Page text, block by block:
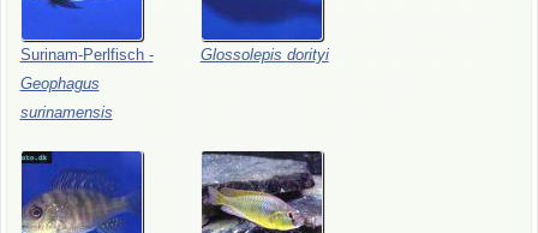
Surinam-Perlfisch -
Geophagus
surinamensis
Glossolepis dorityi